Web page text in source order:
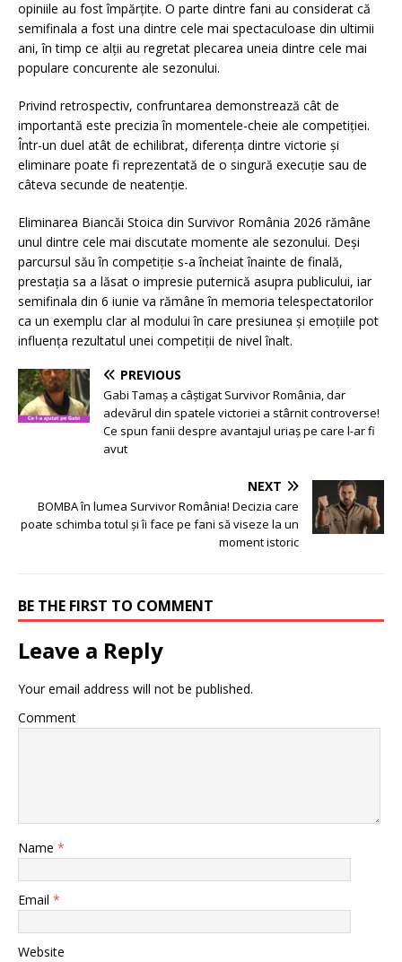
opiniile au fost împărțite. O parte dintre fani au considerat că
semifinala a fost una dintre cele mai spectaculoase din ultimii
ani, în timp ce alții au regretat plecarea uneia dintre cele mai
populare concurente ale sezonului.
Privind retrospectiv, confruntarea demonstrează cât de
importantă este precizia în momentele-cheie ale competiției.
Într-un duel atât de echilibrat, diferența dintre victorie și
eliminare poate fi reprezentată de o singură execuție sau de
câteva secunde de neatenție.
Eliminarea Biancăi Stoica din Survivor România 2026 rămâne
unul dintre cele mai discutate momente ale sezonului. Deși
parcursul său în competiție s-a încheiat înainte de finală,
prestația sa a lăsat o impresie puternică asupra publicului, iar
semifinala din 6 iunie va rămâne în memoria telespectatorilor
ca un exemplu clar al modului în care presiunea și emoțiile pot
influența rezultatul unei competiții de nivel înalt.
PREVIOUS
Gabi Tamaș a câștigat Survivor România, dar
adevărul din spatele victoriei a stârnit controverse!
Ce spun fanii despre avantajul uriaș pe care l-ar fi
avut
NEXT
BOMBA în lumea Survivor România! Decizia care
poate schimba totul și îi face pe fani să viseze la un
moment istoric
BE THE FIRST TO COMMENT
Leave a Reply
Your email address will not be published.
Comment
Name *
Email *
Website